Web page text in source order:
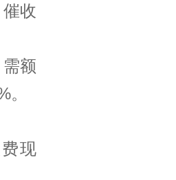
收
额
现